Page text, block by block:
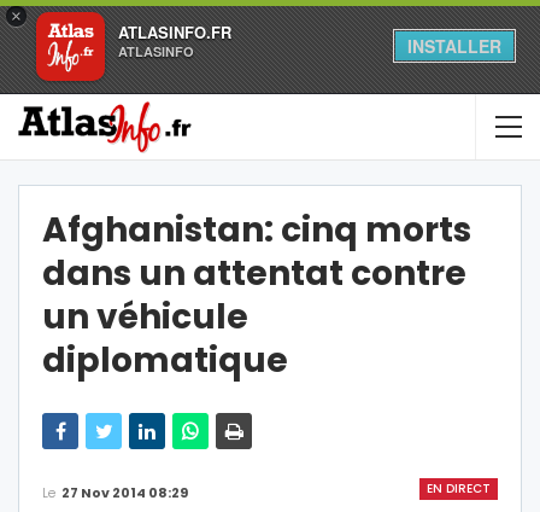
×
ATLASINFO.FR
ATLASINFO INSTALLER
Afghanistan: cinq morts
dans un attentat contre
un véhicule
diplomatique
EN DIRECT
Le 27 Nov 2014 08:29